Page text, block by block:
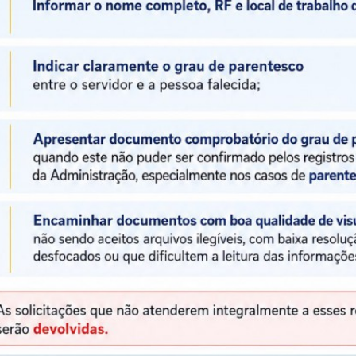
capacitação
representante da
31ª SIPAT
2 meses atrás
SEMANA INTERNA DE